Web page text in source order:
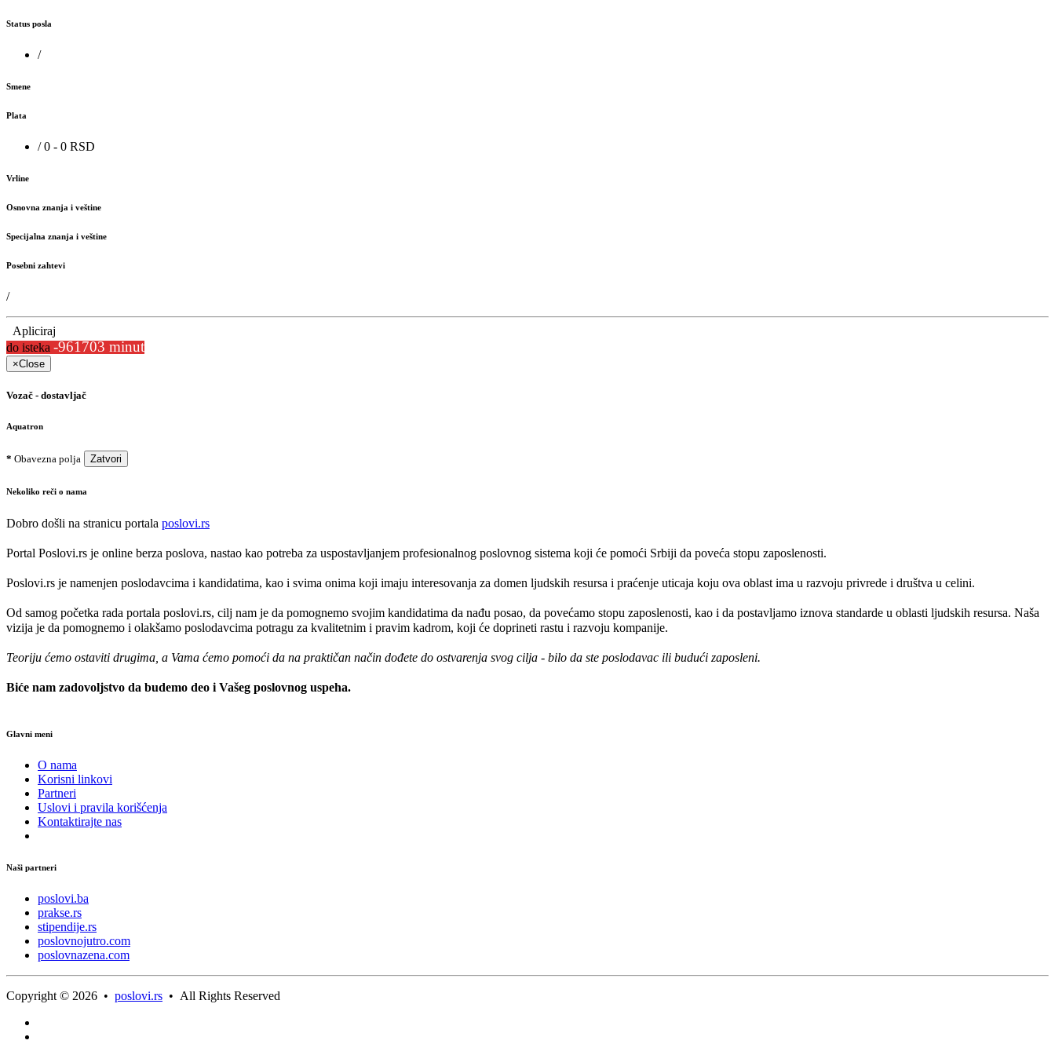
Status posla
/
Smene
Plata
/ 0 - 0 RSD
Vrline
Osnovna znanja i veštine
Specijalna znanja i veštine
Posebni zahtevi
/
Apliciraj
do isteka -961703 minut
×Close
Vozač - dostavljač
Aquatron
* Obavezna polja Zatvori
Nekoliko reči o nama
Dobro došli na stranicu portala poslovi.rs
Portal Poslovi.rs je online berza poslova, nastao kao potreba za uspostavljanjem profesionalnog poslovnog sistema koji će pomoći Srbiji da poveća stopu zaposlenosti.
Poslovi.rs je namenjen poslodavcima i kandidatima, kao i svima onima koji imaju interesovanja za domen ljudskih resursa i praćenje uticaja koju ova oblast ima u razvoju privrede i društva u celini.
Od samog početka rada portala poslovi.rs, cilj nam je da pomognemo svojim kandidatima da nađu posao, da povećamo stopu zaposlenosti, kao i da postavljamo iznova standarde u oblasti ljudskih resursa. Naša
vizija je da pomognemo i olakšamo poslodavcima potragu za kvalitetnim i pravim kadrom, koji će doprineti rastu i razvoju kompanije.
Teoriju ćemo ostaviti drugima, a Vama ćemo pomoći da na praktičan način dođete do ostvarenja svog cilja - bilo da ste poslodavac ili budući zaposleni.
Biće nam zadovoljstvo da budemo deo i Vašeg poslovnog uspeha.
Glavni meni
O nama
Korisni linkovi
Partneri
Uslovi i pravila korišćenja
Kontaktirajte nas
Naši partneri
poslovi.ba
prakse.rs
stipendije.rs
poslovnojutro.com
poslovnazena.com
Copyright © 2026 • poslovi.rs • All Rights Reserved